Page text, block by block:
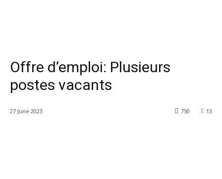
Offre d’emploi: Plusieurs
postes vacants
27 June 2023 13
750